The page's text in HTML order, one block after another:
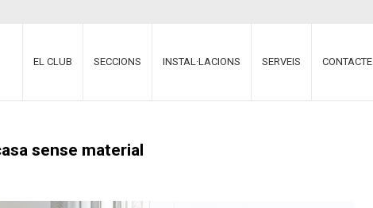
EL CLUB SECCIONS INSTAL·LACIONS SERVEIS CONTACTE
sense material